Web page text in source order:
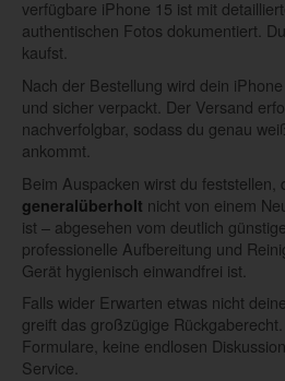
verfügbare iPhone 15 ist mit
authentischen Fotos dokumentiert.
kaufst.
Nach der Bestellung wird dein
und sicher verpackt. Der Versand
nachverfolgbar, sodass du genau
ankommt.
Beim Auspacken wirst du feststellen,
generalüberholt nicht von einem
ist – abgesehen vom deutlich
professionelle Aufbereitung und
Gerät hygienisch einwandfrei ist.
Falls wider Erwarten etwas nicht
greift das großzügige
Formulare, keine endlosen
Service.